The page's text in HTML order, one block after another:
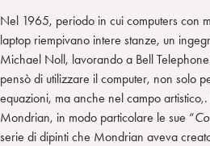
Nel 1965, periodo in cui computers con
laptop riempivano intere stanze, un
Michael Noll, lavorando a Bell
pensò di utilizzare il computer, non solo
equazioni, ma anche nel campo
Mondrian, in modo particolare le sue “
serie di dipinti che Mondrian aveva